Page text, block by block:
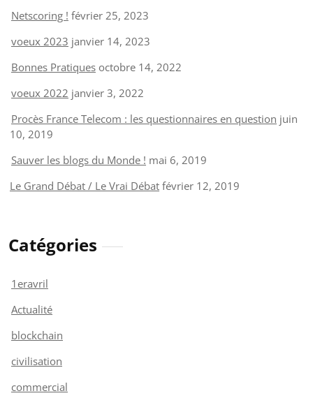
Netscoring ! février 25, 2023
voeux 2023 janvier 14, 2023
Bonnes Pratiques octobre 14, 2022
voeux 2022 janvier 3, 2022
Procès France Telecom : les questionnaires en question juin
10, 2019
Sauver les blogs du Monde ! mai 6, 2019
Le Grand Débat / Le Vrai Débat février 12, 2019
Catégories
1eravril
Actualité
blockchain
civilisation
commercial